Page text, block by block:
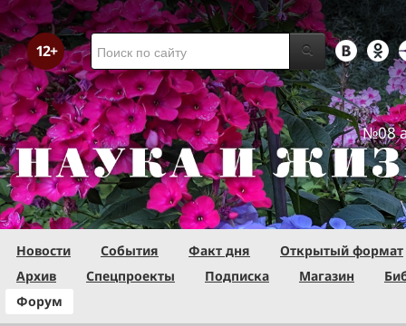
№08
Новости События Факт дня
Открытый формат
Архив
Спецпроекты Подписка Магазин
Форум